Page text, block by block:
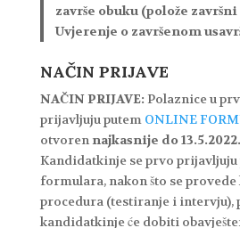
završe obuku (polože
Uvjerenje o završenom
NAČIN PRIJAVE
NAČIN PRIJAVE: Polaznice u
prijavljuju putem ONLINE
otvoren najkasnije do
Kandidatkinje se prvo
formulara, nakon što se
procedura (testiranje i intervju),
kandidatkinje će dobiti